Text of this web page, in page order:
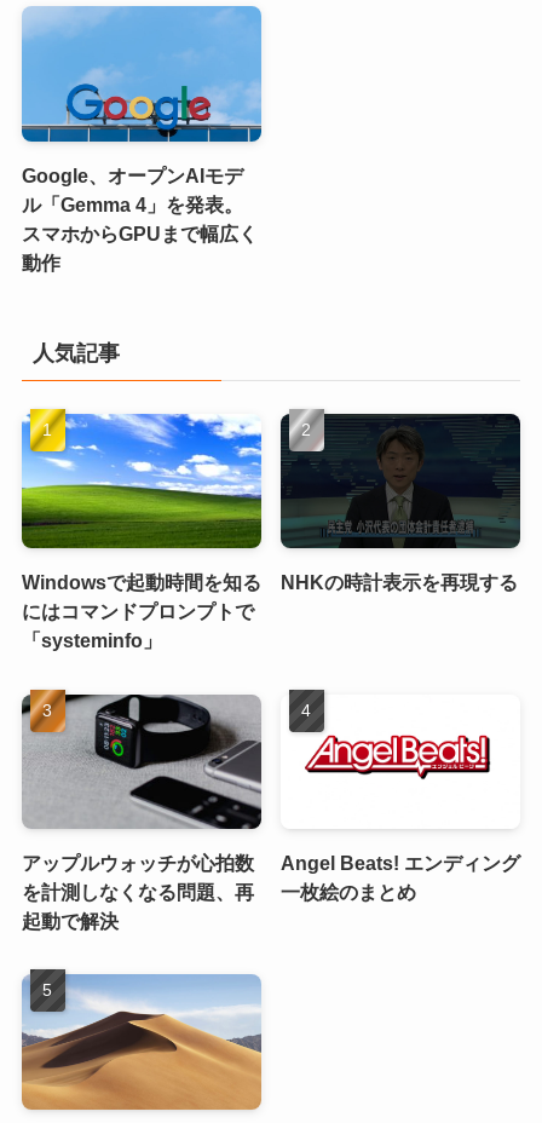
Google、オープンAIモデ
ル「Gemma 4」を発表。
スマホからGPUまで幅広く
動作
人気記事
Windowsで起動時間を知る
にはコマンドプロンプトで
「systeminfo」
NHKの時計表示を再現する
アップルウォッチが心拍数
を計測しなくなる問題、再
起動で解決
Angel Beats! エンディング
一枚絵のまとめ